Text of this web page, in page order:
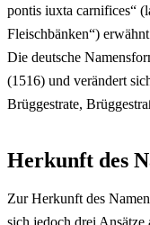
pontis iuxta carnifices“
Fleischbänken“)
Die deutsche
(1516) und verändert
Brüggestrate,
Herkunft des
Zur Herkunft des
sich jedoch drei Ansätze